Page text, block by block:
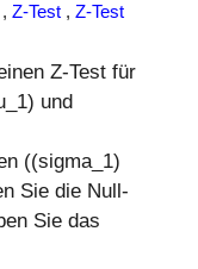
,Z-Test ,Z-Test
Z-Test für
und
((sigma_1)
Sie die Null-
Sie das